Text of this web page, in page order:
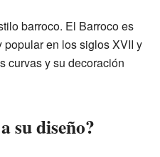
barroco. El Barroco es
popular en los siglos XVII y
curvas y su decoración
su diseño?